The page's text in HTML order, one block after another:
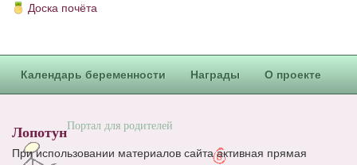
Доска почёта
Календарь беременности Награды О проекте
ЛопотунПортал для родителей
При использовании материалов сайта активная прямая